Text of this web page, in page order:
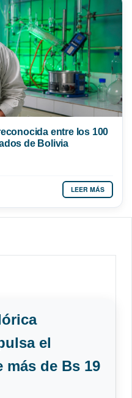
entre los 100
de Bolivia
LEER MÁS
el
más de Bs 19